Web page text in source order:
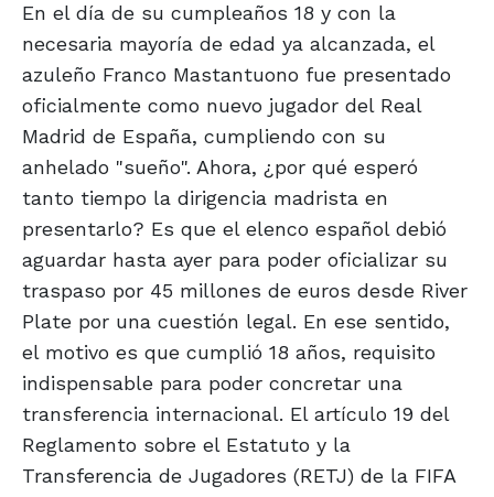
En el día de su cumpleaños 18 y con la
necesaria mayoría de edad ya alcanzada, el
azuleño Franco Mastantuono fue presentado
oficialmente como nuevo jugador del Real
Madrid de España, cumpliendo con su
anhelado "sueño". Ahora, ¿por qué esperó
tanto tiempo la dirigencia madrista en
presentarlo? Es que el elenco español debió
aguardar hasta ayer para poder oficializar su
traspaso por 45 millones de euros desde River
Plate por una cuestión legal. En ese sentido,
el motivo es que cumplió 18 años, requisito
indispensable para poder concretar una
transferencia internacional. El artículo 19 del
Reglamento sobre el Estatuto y la
Transferencia de Jugadores (RETJ) de la FIFA